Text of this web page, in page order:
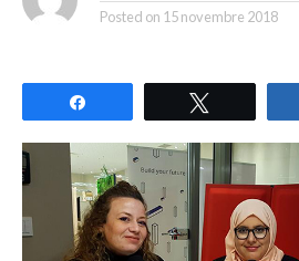
Posted on 15 novembre 2018